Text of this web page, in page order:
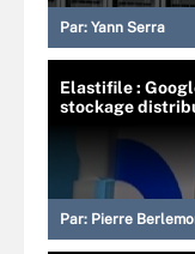
Par: Yann Serra
Elastifile :
stockage
Par: Pierre